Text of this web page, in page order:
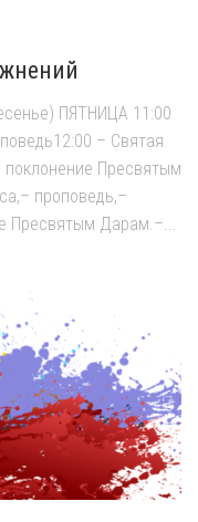
ПЯТНИЦА 11:00
– Святая
поклонение Пресвятым
проповедь,–
Пресвятым Дарам.–...